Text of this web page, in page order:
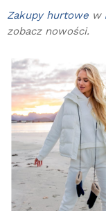
Zakupy hurtowe w
zobacz nowości.